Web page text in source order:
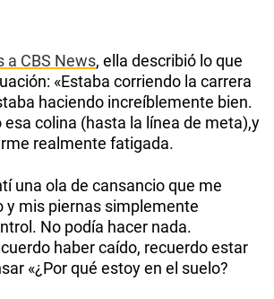
a CBS News, ella describió lo que
«Estaba corriendo la carrera
haciendo increíblemente bien.
esa colina (hasta la línea de meta),y
realmente fatigada.
una ola de cansancio que me
y mis piernas simplemente
No podía hacer nada.
haber caído, recuerdo estar
«¿Por qué estoy en el suelo?